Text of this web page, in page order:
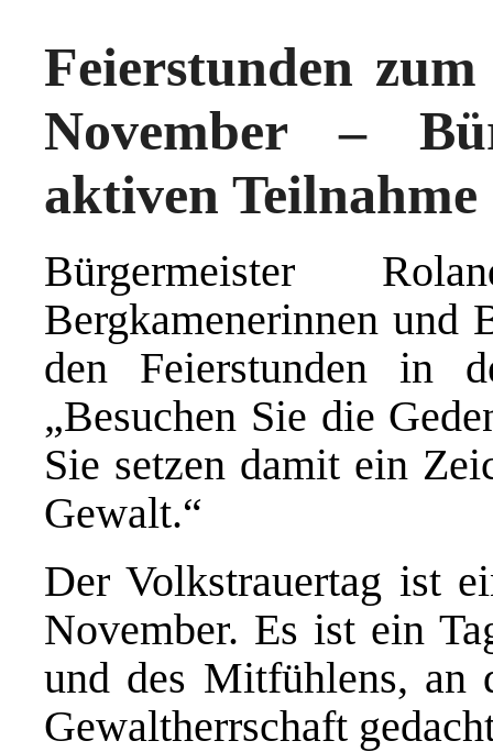
Feierstunden
November –
aktiven
Bürgermeister
Bergkamenerinnen und
den Feierstunden in
„Besuchen Sie die
Sie setzen damit ein
Gewalt.“
Der Volkstrauertag ist
November. Es ist ein
und des Mitfühlens, an
Gewaltherrschaft